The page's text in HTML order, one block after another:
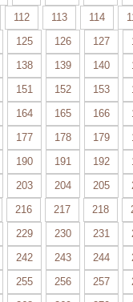
112 113 114
125 126 127
138 139 140
151 152 153
164 165 166
177 178 179
190 191 192
203 204 205
216 217 218
229 230 231
242 243 244
255 256 257